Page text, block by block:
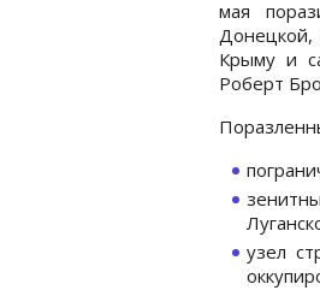
мая
Донецкой,
Крыму и
Роберт
узел